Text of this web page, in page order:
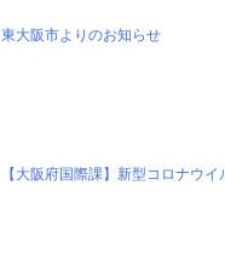
東大阪市よりのお知らせ
【大阪府国際課】新型コロナウイ